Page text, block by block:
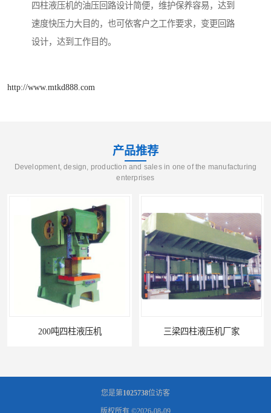
四柱液压机的油压回路设计简便，维护保养容易，达到
速度快压力大目的，也可依客户之工作要求，变更回路
设计，达到工作目的。
http://www.mtkd888.com
产品推荐
Development, design, production and sales in one of the manufacturing
enterprises
200吨四柱液压机 三梁四柱液压机厂家
您是第1025738位访客
版权所有 ©2026-08-09